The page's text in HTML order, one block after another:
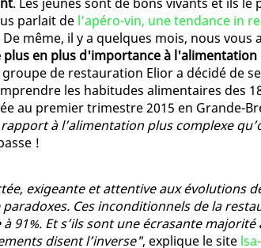
parlait de l'apéro-vin, une tendance in
De même, il y a quelques mois, nous
plus en plus d'importance à
de restauration Elior a décidé de
les habitudes alimentaires des
au premier trimestre 2015 en Grande-
rapport à l’alimentation plus complexe
!
exigeante et attentive aux évolutions
paradoxes. Ces inconditionnels de la
91%. Et s’ils sont une écrasante
disent l’inverse", explique le site